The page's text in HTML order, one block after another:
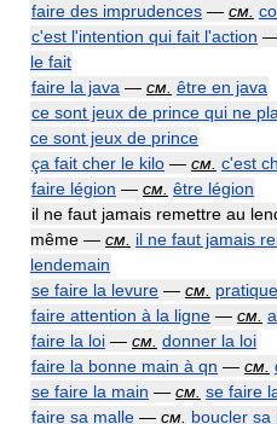
faire des imprudences — см.
c'est l'intention qui fait l'action
le fait
faire la java — см. être en java
ce sont jeux de prince qui ne
ce sont jeux de prince
ça fait cher le kilo — см. c'est
faire légion — см. être légion
il ne faut jamais remettre au
même — см. il ne faut jamais
lendemain
se faire la levure — см.
faire attention à la ligne — см.
faire la loi — см. donner la loi
faire la bonne main à qn — см.
se faire la main — см. se faire
faire sa malle — см. boucler sa